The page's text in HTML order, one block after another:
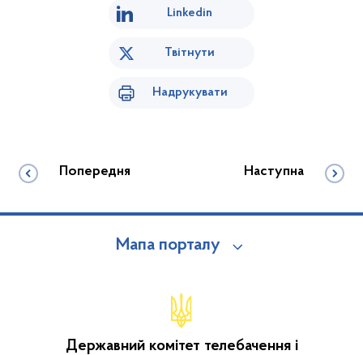
Linkedin
Твітнути
Надрукувати
Попередня Наступна
Мапа порталу
Державний комітет телебачення і